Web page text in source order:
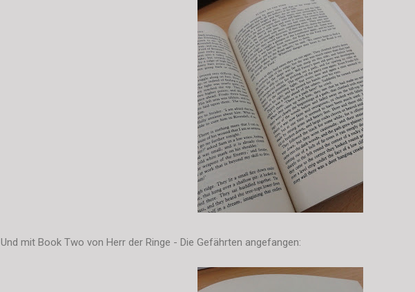
Und mit Book Two von Herr der Ringe - Die Gefährten angefangen: